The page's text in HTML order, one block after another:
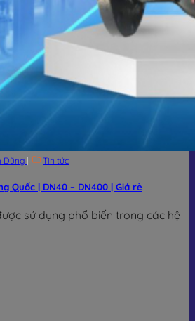
Dũng | Tin tức
Quốc | DN40 – DN400 | Giá rẻ
sử dụng phổ biến trong các hệ